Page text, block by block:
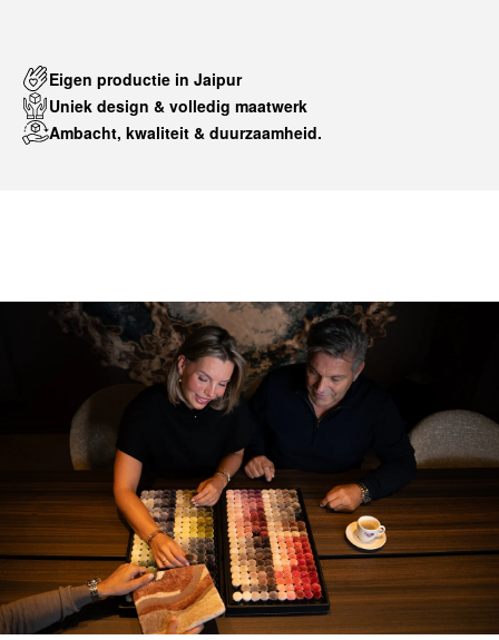
Eigen productie in Jaipur
Uniek design & volledig maatwerk
Ambacht, kwaliteit & duurzaamheid.